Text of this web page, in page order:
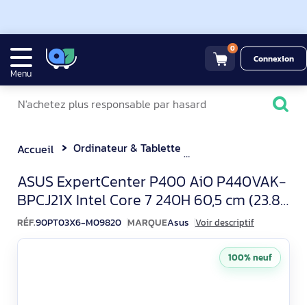
Menu
0
Connexion
Accueil Ordinateur & Tablette
Asus ExpertCenter
ASUS ExpertCenter P400 AiO P440VAK-
BPCJ21X Intel Core 7 240H 60,5 cm (23.8")
1920 x 1080 pixels PC A
RÉF.90PT03X6-M09820 MARQUEAsus Voir descriptif
100% neuf